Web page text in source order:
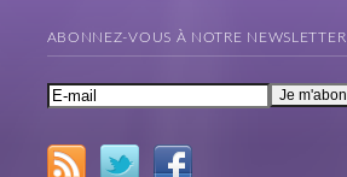
ABONNEZ-VOUS À NOTRE NEWSLETTER